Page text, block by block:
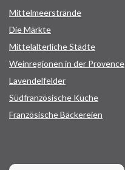
Mittelmeerstrände
Die Märkte
Mittelalterliche Städte
Weinregionen in der Provence
Lavendelfelder
Südfranzösische Küche
Französische Bäckereien